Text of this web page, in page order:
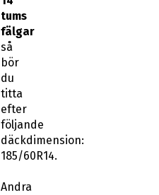
tums
fälgar
så
bör
du
titta
efter
följande
däckdimension:
185/60R14.
Andra